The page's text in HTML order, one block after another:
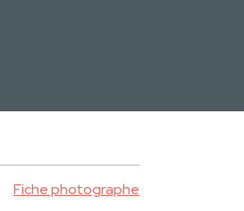
Fiche photographe